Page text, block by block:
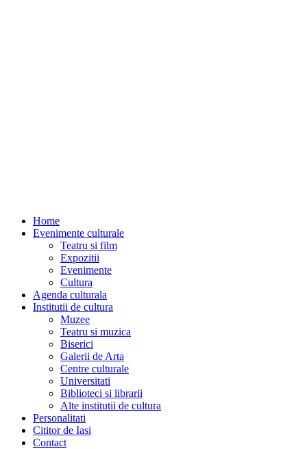
Home
Evenimente culturale
Teatru si film
Expozitii
Evenimente
Cultura
Agenda culturala
Institutii de cultura
Muzee
Teatru si muzica
Biserici
Galerii de Arta
Centre culturale
Universitati
Biblioteci si librarii
Alte institutii de cultura
Personalitati
Cititor de Iasi
Contact